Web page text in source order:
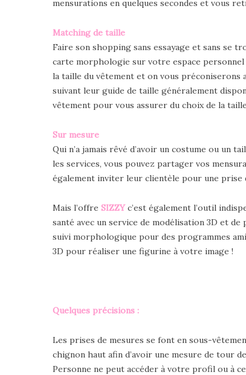
mensurations en quelques secondes et vous
Matching de taille
Faire son shopping sans essayage et sans se
carte morphologie sur votre espace personnel
la taille du vêtement et on vous
suivant leur guide de taille généralement
vêtement pour vous assurer du choix de la
Sur mesure
Qui n’a jamais rêvé d’avoir un costume ou un
les services, vous pouvez partager vos
également inviter leur clientèle pour une prise
Mais l’offre SIZZYc’est également l’outil
santé avec un service de modélisation 3D et
suivi morphologique pour des programmes
3D pour réaliser une figurine à votre image !
Quelques précisions :
Les prises de mesures se font en sous-
chignon haut afin d’avoir une mesure de tour
Personne ne peut accéder à votre profil ou à